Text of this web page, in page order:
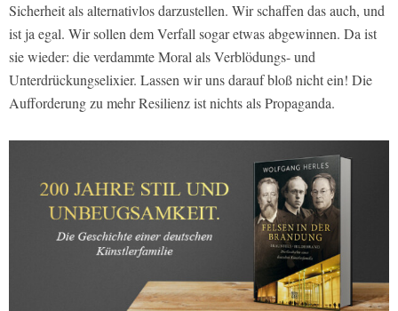
Sicherheit als alternativlos darzustellen. Wir schaffen das auch, und
ist ja egal. Wir sollen dem Verfall sogar etwas abgewinnen. Da ist
sie wieder: die verdammte Moral als Verblödungs- und
Unterdrückungselixier. Lassen wir uns darauf bloß nicht ein! Die
Aufforderung zu mehr Resilienz ist nichts als Propaganda.